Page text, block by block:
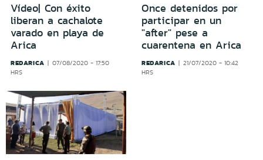
Vídeo| Con éxito
liberan a cachalote
varado en playa de
Arica
REDARICA
07/08/2020 - 17:50
HRS
Once detenidos por
participar en un
"after" pese a
cuarentena en Arica
REDARICA
21/07/2020 - 10:42
HRS